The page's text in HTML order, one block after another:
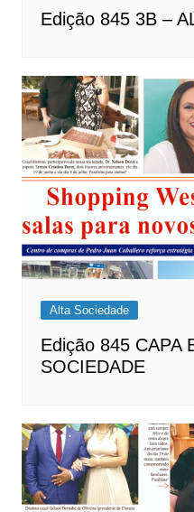
Edição 845 3B –
Alta Sociedade
Edição 845 CAPA
SOCIEDADE